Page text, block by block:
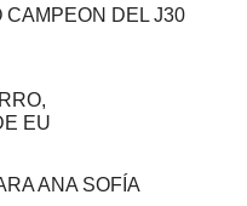
DEL J30
EU
ANA SOFÍA